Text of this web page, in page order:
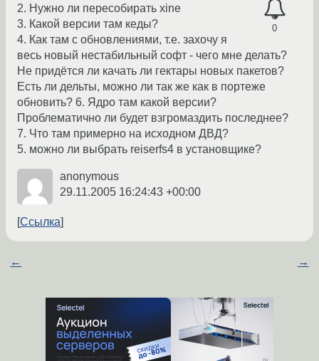
0
2. Нужно ли пересобирать xine
3. Какой версии там кеды?
4. Как там с обновлениями, т.е. захочу я
весь новый нестабильный софт - чего мне делать?
Не придётся ли качать ли гектары новых пакетов?
Есть ли дельты, можно ли так же как в портеже
обновить? 6. Ядро там какой версии?
Проблематично ли будет взгромаздить последнее?
7. Что там примерно на исходном ДВД?
5. можно ли выбрать reiserfs4 в установщике?
anonymous
29.11.2005 16:24:43 +00:00
Ссылка
← →